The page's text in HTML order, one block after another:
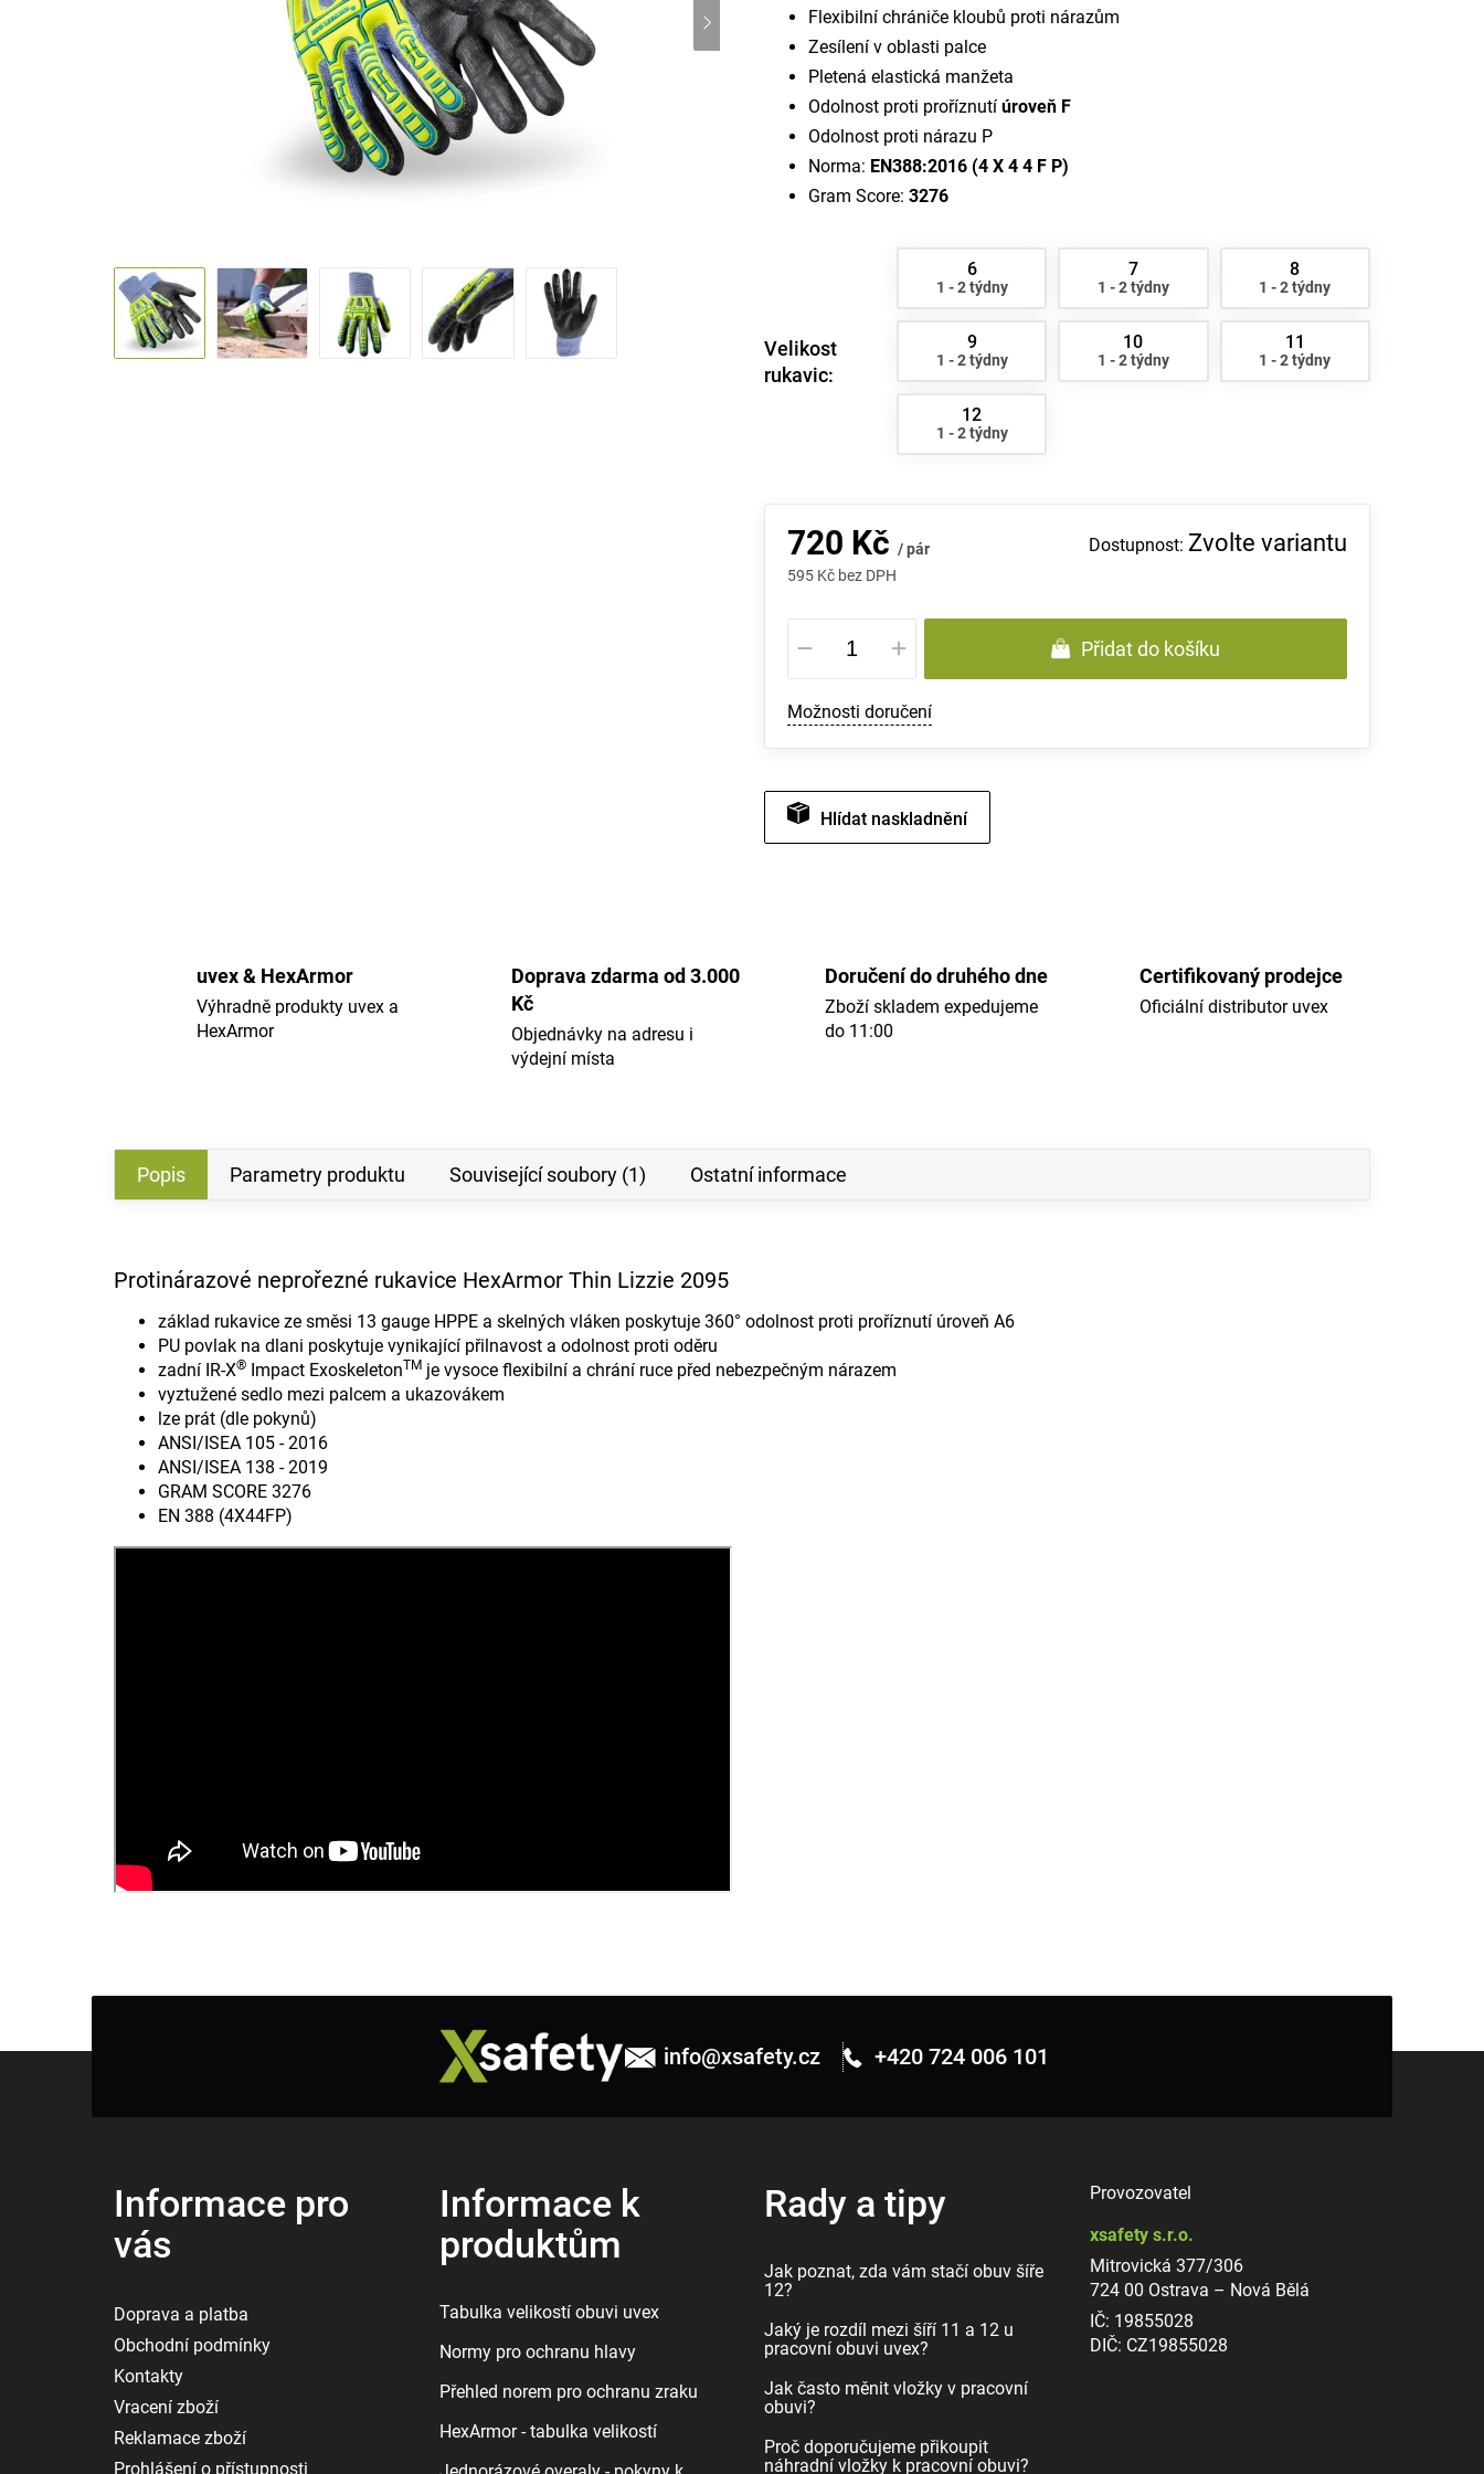
Flexibilní chrániče kloubů proti nárazům
Zesílení v oblasti palce
Pletená elastická manžeta
Odolnost proti proříznutí úroveň F
Odolnost proti nárazu P
Norma: EN388:2016 (4 X 4 4 F P)
Gram Score: 3276
Velikost
rukavic:
6
1 - 2 týdny
7
1 - 2 týdny
8
1 - 2 týdny
9
1 - 2 týdny
10
1 - 2 týdny
11
1 - 2 týdny
12
1 - 2 týdny
720 Kč / pár
595 Kč bez DPH
Měrná
cena:
Zvolte variantu
Přidat do košíku
Možnosti doručení
Hlídat
uvex & HexArmor
Výhradně produkty uvex a
HexArmor
Doprava zdarma od 3.000
Kč
Objednávky na adresu i
výdejní místa
Doručení do druhého dne
Zboží skladem expedujeme
do 11:00
Certifikovaný prodejce
Oficiální distributor uvex
Popis Parametry produktu Související soubory (1) Ostatní informace
Protinárazové neprořezné rukavice HexArmor Thin Lizzie 2095
základ rukavice ze směsi 13 gauge HPPE a skelných vláken poskytuje 360° odolnost proti proříznutí úroveň A6
PU povlak na dlani poskytuje vynikající přilnavost a odolnost proti oděru
zadní IR-X® Impact ExoskeletonTM je vysoce flexibilní a chrání ruce před nebezpečným nárazem
vyztužené sedlo mezi palcem a ukazovákem
lze prát (dle pokynů)
ANSI/ISEA 105 - 2016
ANSI/ISEA 138 - 2019
GRAM SCORE 3276
EN 388 (4X44FP)
info@xsafety.cz +420 724 006 101
Informace pro
vás
Doprava a platba
Obchodní podmínky
Kontakty
Vracení zboží
Reklamace zboží
Prohlášení o přístupnosti
Informace k
produktům
Tabulka velikostí obuvi uvex
Normy pro ochranu hlavy
Přehled norem pro ochranu zraku
HexArmor - tabulka velikostí
Rady a tipy
Jak poznat, zda vám stačí obuv šíře
12?
Jaký je rozdíl mezi šíří 11 a 12 u
pracovní obuvi uvex?
Jak často měnit vložky v pracovní
obuvi?
Proč doporučujeme přikoupit
náhradní vložky k pracovní obuvi?
Provozovatel
xsafety s.r.o.
Mitrovická 377/306
724 00 Ostrava – Nová Bělá
IČ: 19855028
DIČ: CZ19855028